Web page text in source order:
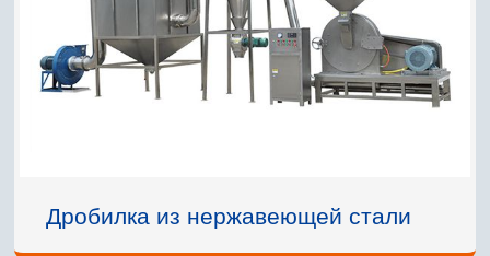
Дробилка из нержавеющей стали